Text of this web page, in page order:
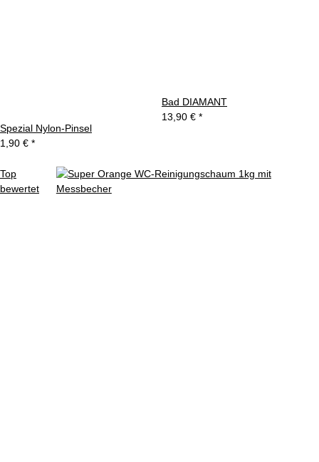
Spezial Nylon-Pinsel
1,90 € *
Bad DIAMANT
13,90 € *
Top
bewertet